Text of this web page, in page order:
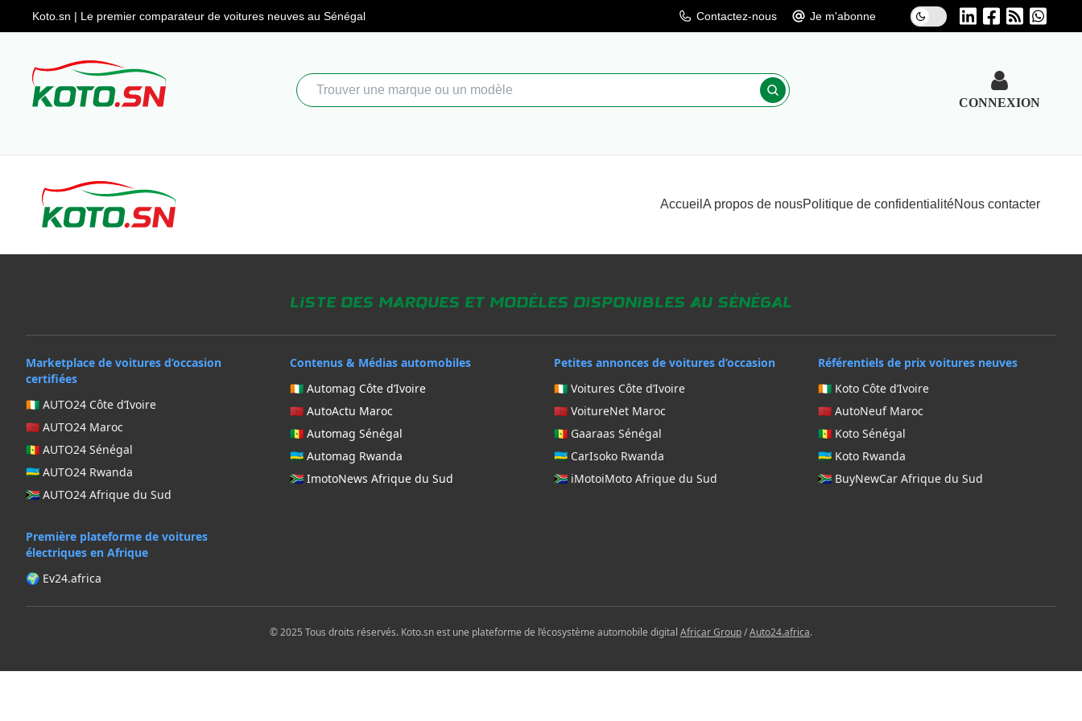
Koto.sn | Le premier comparateur de voitures neuves au Sénégal Contactez-nous Je m'abonne
CONNEXION
Accueil A propos de nousPolitique de confidentialitéNous contacter
Liste des marques et modèles disponibles au Sénégal
Marketplace de voitures d’occasion
certifiées
🇨🇮 AUTO24 Côte d’Ivoire
🇲🇦 AUTO24 Maroc
🇸🇳 AUTO24 Sénégal
🇷🇼 AUTO24 Rwanda
🇿🇦 AUTO24 Afrique du Sud
Contenus & Médias automobiles
🇨🇮 Automag Côte d’Ivoire
🇲🇦 AutoActu Maroc
🇸🇳 Automag Sénégal
🇷🇼 Automag Rwanda
🇿🇦 ImotoNews Afrique du Sud
Petites annonces de voitures d’occasion
🇨🇮 Voitures Côte d’Ivoire
🇲🇦 VoitureNet Maroc
🇸🇳 Gaaraas Sénégal
🇷🇼 CarIsoko Rwanda
🇿🇦 iMotoiMoto Afrique du Sud
Référentiels de prix voitures neuves
🇨🇮 Koto Côte d’Ivoire
🇲🇦 AutoNeuf Maroc
🇸🇳 Koto Sénégal
🇷🇼 Koto Rwanda
🇿🇦 BuyNewCar Afrique du Sud
Première plateforme de voitures
électriques en Afrique
🌍 Ev24.africa
© 2025 Tous droits réservés. Koto.sn est une plateforme de l’écosystème automobile digital Africar Group/Auto24.africa.